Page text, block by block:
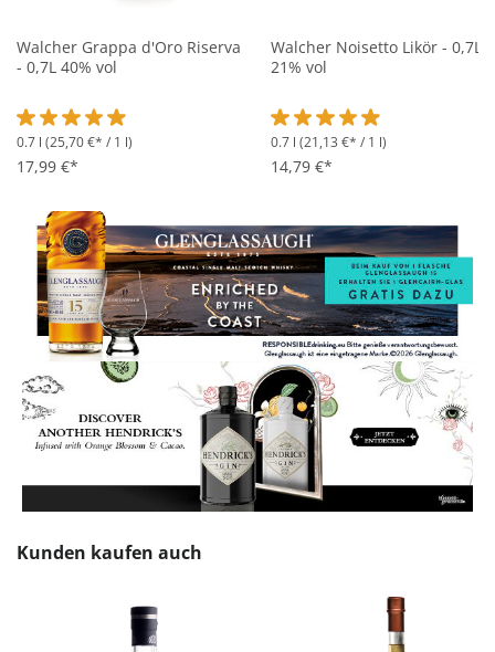
Walcher Grappa d'Oro Riserva
- 0,7L 40% vol
Durchschnittliche Bewertung von 4.9 von 5 Sternen
0.7 l (25,70 €* / 1 l)
17,99 €*
Walcher Noisetto Likör - 0,7L
21% vol
Durchschnittliche
0.7 l (21,13 €* / 1 l)
14,79 €*
Produktgalerie überspringen
Kunden kaufen auch